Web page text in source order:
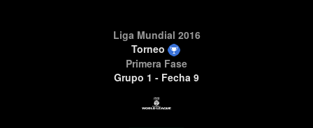
Liga Mundial 2016
Torneo
Primera Fase
Grupo 1 - Fecha 9